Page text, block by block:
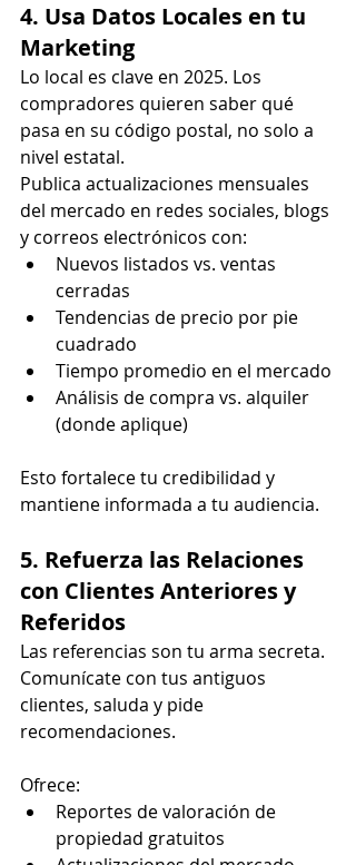
4. Usa Datos Locales en tu
Marketing
Lo local es clave en 2025. Los
compradores quieren saber qué
pasa en su código postal, no solo a
nivel estatal.
Publica actualizaciones mensuales
del mercado en redes sociales, blogs
y correos electrónicos con:
Nuevos listados vs. ventas
cerradas
Tendencias de precio por pie
cuadrado
Tiempo promedio en el mercado
Análisis de compra vs. alquiler
(donde aplique)
Esto fortalece tu credibilidad y
mantiene informada a tu audiencia.
5. Refuerza las Relaciones
con Clientes Anteriores y
Referidos
Las referencias son tu arma secreta.
Comunícate con tus antiguos
clientes, saluda y pide
recomendaciones.
Ofrece:
Reportes de valoración de
propiedad gratuitos